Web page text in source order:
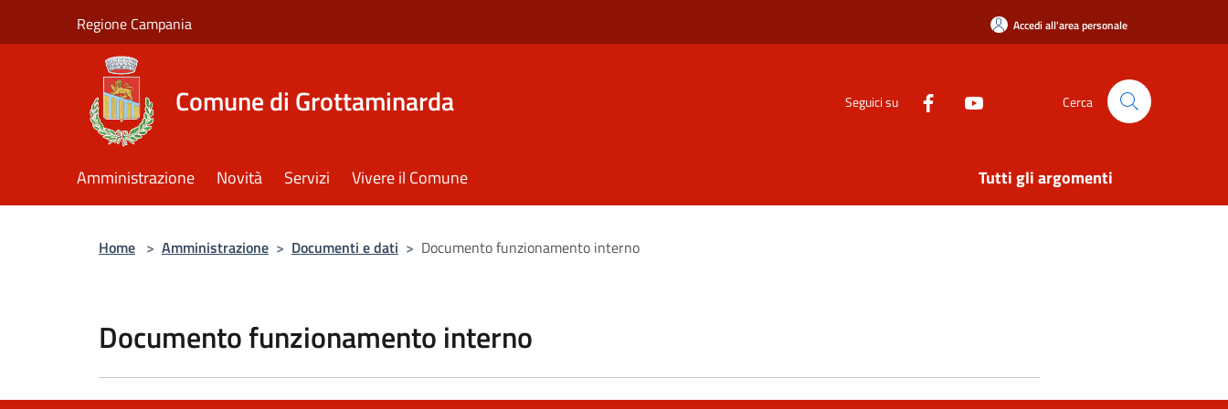
Regione Campania Accedi all'area personale
Comune di Grottaminarda Seguici su Cerca
Amministrazione Novità Servizi Vivere il Comune Tutti gli argomenti
Home > Amministrazione > Documenti e dati > Documento funzionamento interno
Documento funzionamento interno